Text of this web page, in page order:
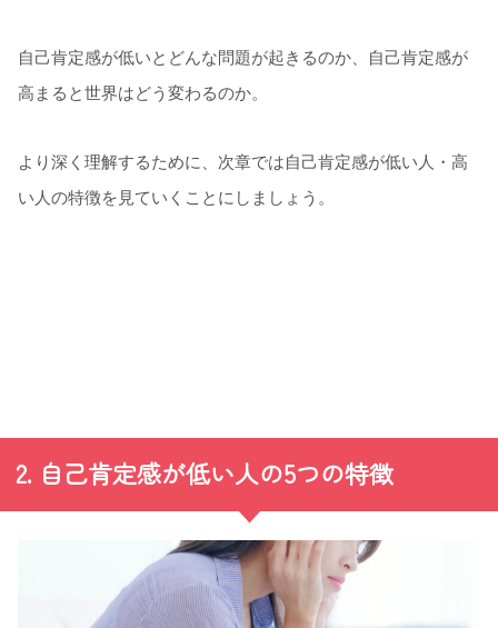
自己肯定感が低いとどんな問題が起きるのか、自己肯定感が
高まると世界はどう変わるのか。
より深く理解するために、次章では自己肯定感が低い人・高
い人の特徴を見ていくことにしましょう。
2. 自己肯定感が低い人の5つの特徴